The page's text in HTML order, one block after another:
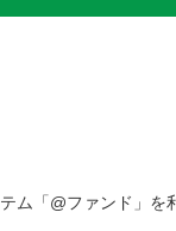
ム「@ファンド」を